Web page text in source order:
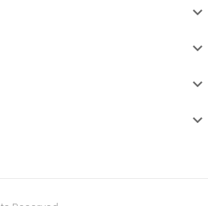
keyboard_arrow_down
keyboard_arrow_down
keyboard_arrow_down
keyboard_arrow_down